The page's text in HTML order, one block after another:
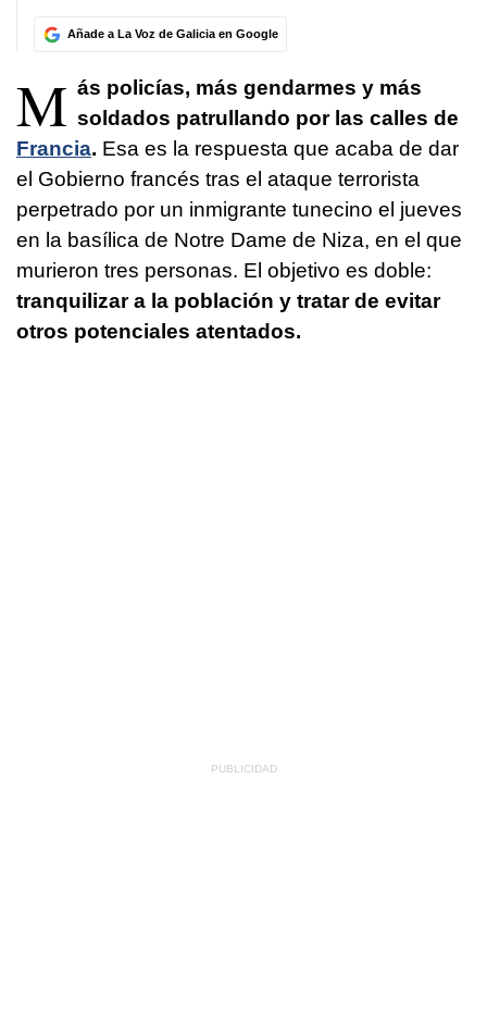
Añade a La Voz de Galicia en Google
M ás policías, más gendarmes y más
soldados patrullando por las calles de
Francia. Esa es la respuesta que acaba de dar
el Gobierno francés tras el ataque terrorista
perpetrado por un inmigrante tunecino el jueves
en la basílica de Notre Dame de Niza, en el que
murieron tres personas. El objetivo es doble:
tranquilizar a la población y tratar de evitar
otros potenciales atentados.